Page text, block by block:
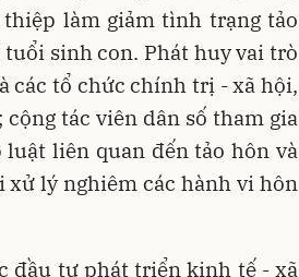
làm giảm tình trạng tảo
sinh con. Phát huy vai trò
các tổ chức chính trị - xã hội,
tác viên dân số tham gia
liên quan đến tảo hôn và
lý nghiêm các hành vi hôn
đầu tư phát triển kinh tế - xã